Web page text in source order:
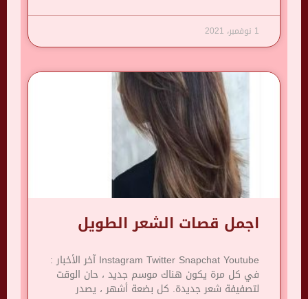
1 نوفمبر، 2021
اجمل قصات الشعر الطويل
Instagram Twitter Snapchat Youtube آخر الأخبار :
في كل مرة يكون هناك موسم جديد ، حان الوقت
لتصفيفة شعر جديدة. كل بضعة أشهر ، يصدر